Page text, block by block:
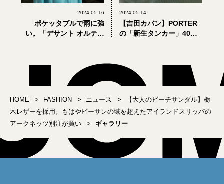
2024.05.16
ポケッタブルで雨に強
い。「デサント オルテラ
2024.05.14
【吉田カバン】PORTER
の「新生タンカー」40モ
こが違う？【5月15日発
売】
HOME FASHION ニュース
【大人のビーチサンダル】栃
木レザーを採用。もはやビーサンの域を超えたアイランドスリッパの
アークネッツ別注が買い
ギャラリー